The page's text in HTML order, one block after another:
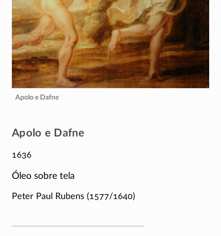
Apolo e Dafne
Apolo e Dafne
1636
Óleo sobre tela
Peter Paul Rubens (1577/1640)